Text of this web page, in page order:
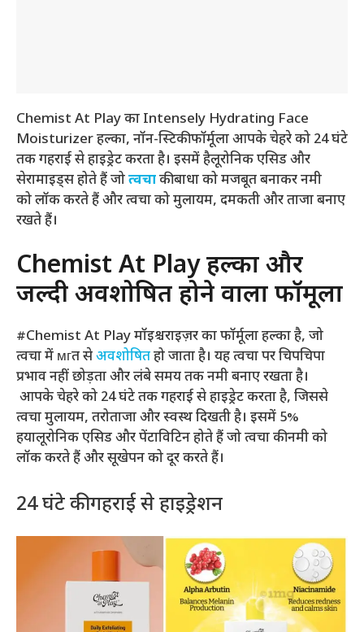
Chemist At Play का Intensely Hydrating Face
Moisturizer हल्का, नॉन-स्टिकी फॉर्मूला आपके चेहरे को 24 घंटे
तक गहराई से हाइड्रेट करता है। इसमें हैलूरोनिक एसिड और
सेरामाइड्स होते हैं जोत्वचाकी बाधा को मजबूत बनाकर नमी
को लॉक करते हैं और त्वचा को मुलायम, दमकती और ताजा बनाए
रखते हैं।
Chemist At Play हल्का और
जल्दी अवशोषित होने वाला फॉर्मूला
#Chemist At Play मॉइश्चराइज़र का फॉर्मूला हल्का है, जो
त्वचा में мгत सेअवशोषितहो जाता है। यह त्वचा पर चिपचिपा
प्रभाव नहीं छोड़ता और लंबे समय तक नमी बनाए रखता है।
आपके चेहरे को 24 घंटे तक गहराई से हाइड्रेट करता है, जिससे
त्वचा मुलायम, तरोताजा और स्वस्थ दिखती है। इसमें 5%
हयालूरोनिक एसिड और पेंटाविटिन होते हैं जो त्वचा की नमी को
लॉक करते हैं और सूखेपन को दूर करते हैं।
24 घंटे की गहराई से हाइड्रेशन